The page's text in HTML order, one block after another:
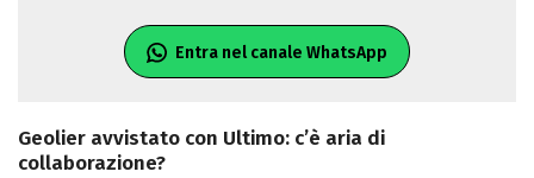
Entra nel canale WhatsApp
Geolier avvistato con Ultimo: c’è aria di
collaborazione?